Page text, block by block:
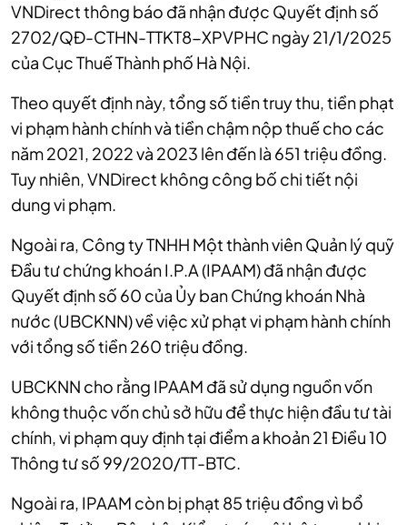
VNDirect thông báo đã nhận được Quyết định số
2702/QĐ-CTHN-TTKT8-XPVPHC ngày 21/1/2025
của Cục Thuế Thành phố Hà Nội.
Theo quyết định này, tổng số tiền truy thu, tiền phạt
vi phạm hành chính và tiền chậm nộp thuế cho các
năm 2021, 2022 và 2023 lên đến là 651 triệu đồng.
Tuy nhiên, VNDirect không công bố chi tiết nội
dung vi phạm.
Ngoài ra, Công ty TNHH Một thành viên Quản lý quỹ
Đầu tư chứng khoán I.P.A (IPAAM) đã nhận được
Quyết định số 60 của Ủy ban Chứng khoán Nhà
nước (UBCKNN) về việc xử phạt vi phạm hành chính
với tổng số tiền 260 triệu đồng.
UBCKNN cho rằng IPAAM đã sử dụng nguồn vốn
không thuộc vốn chủ sở hữu để thực hiện đầu tư tài
chính, vi phạm quy định tại điểm a khoản 21 Điều 10
Thông tư số 99/2020/TT-BTC.
Ngoài ra, IPAAM còn bị phạt 85 triệu đồng vì bổ